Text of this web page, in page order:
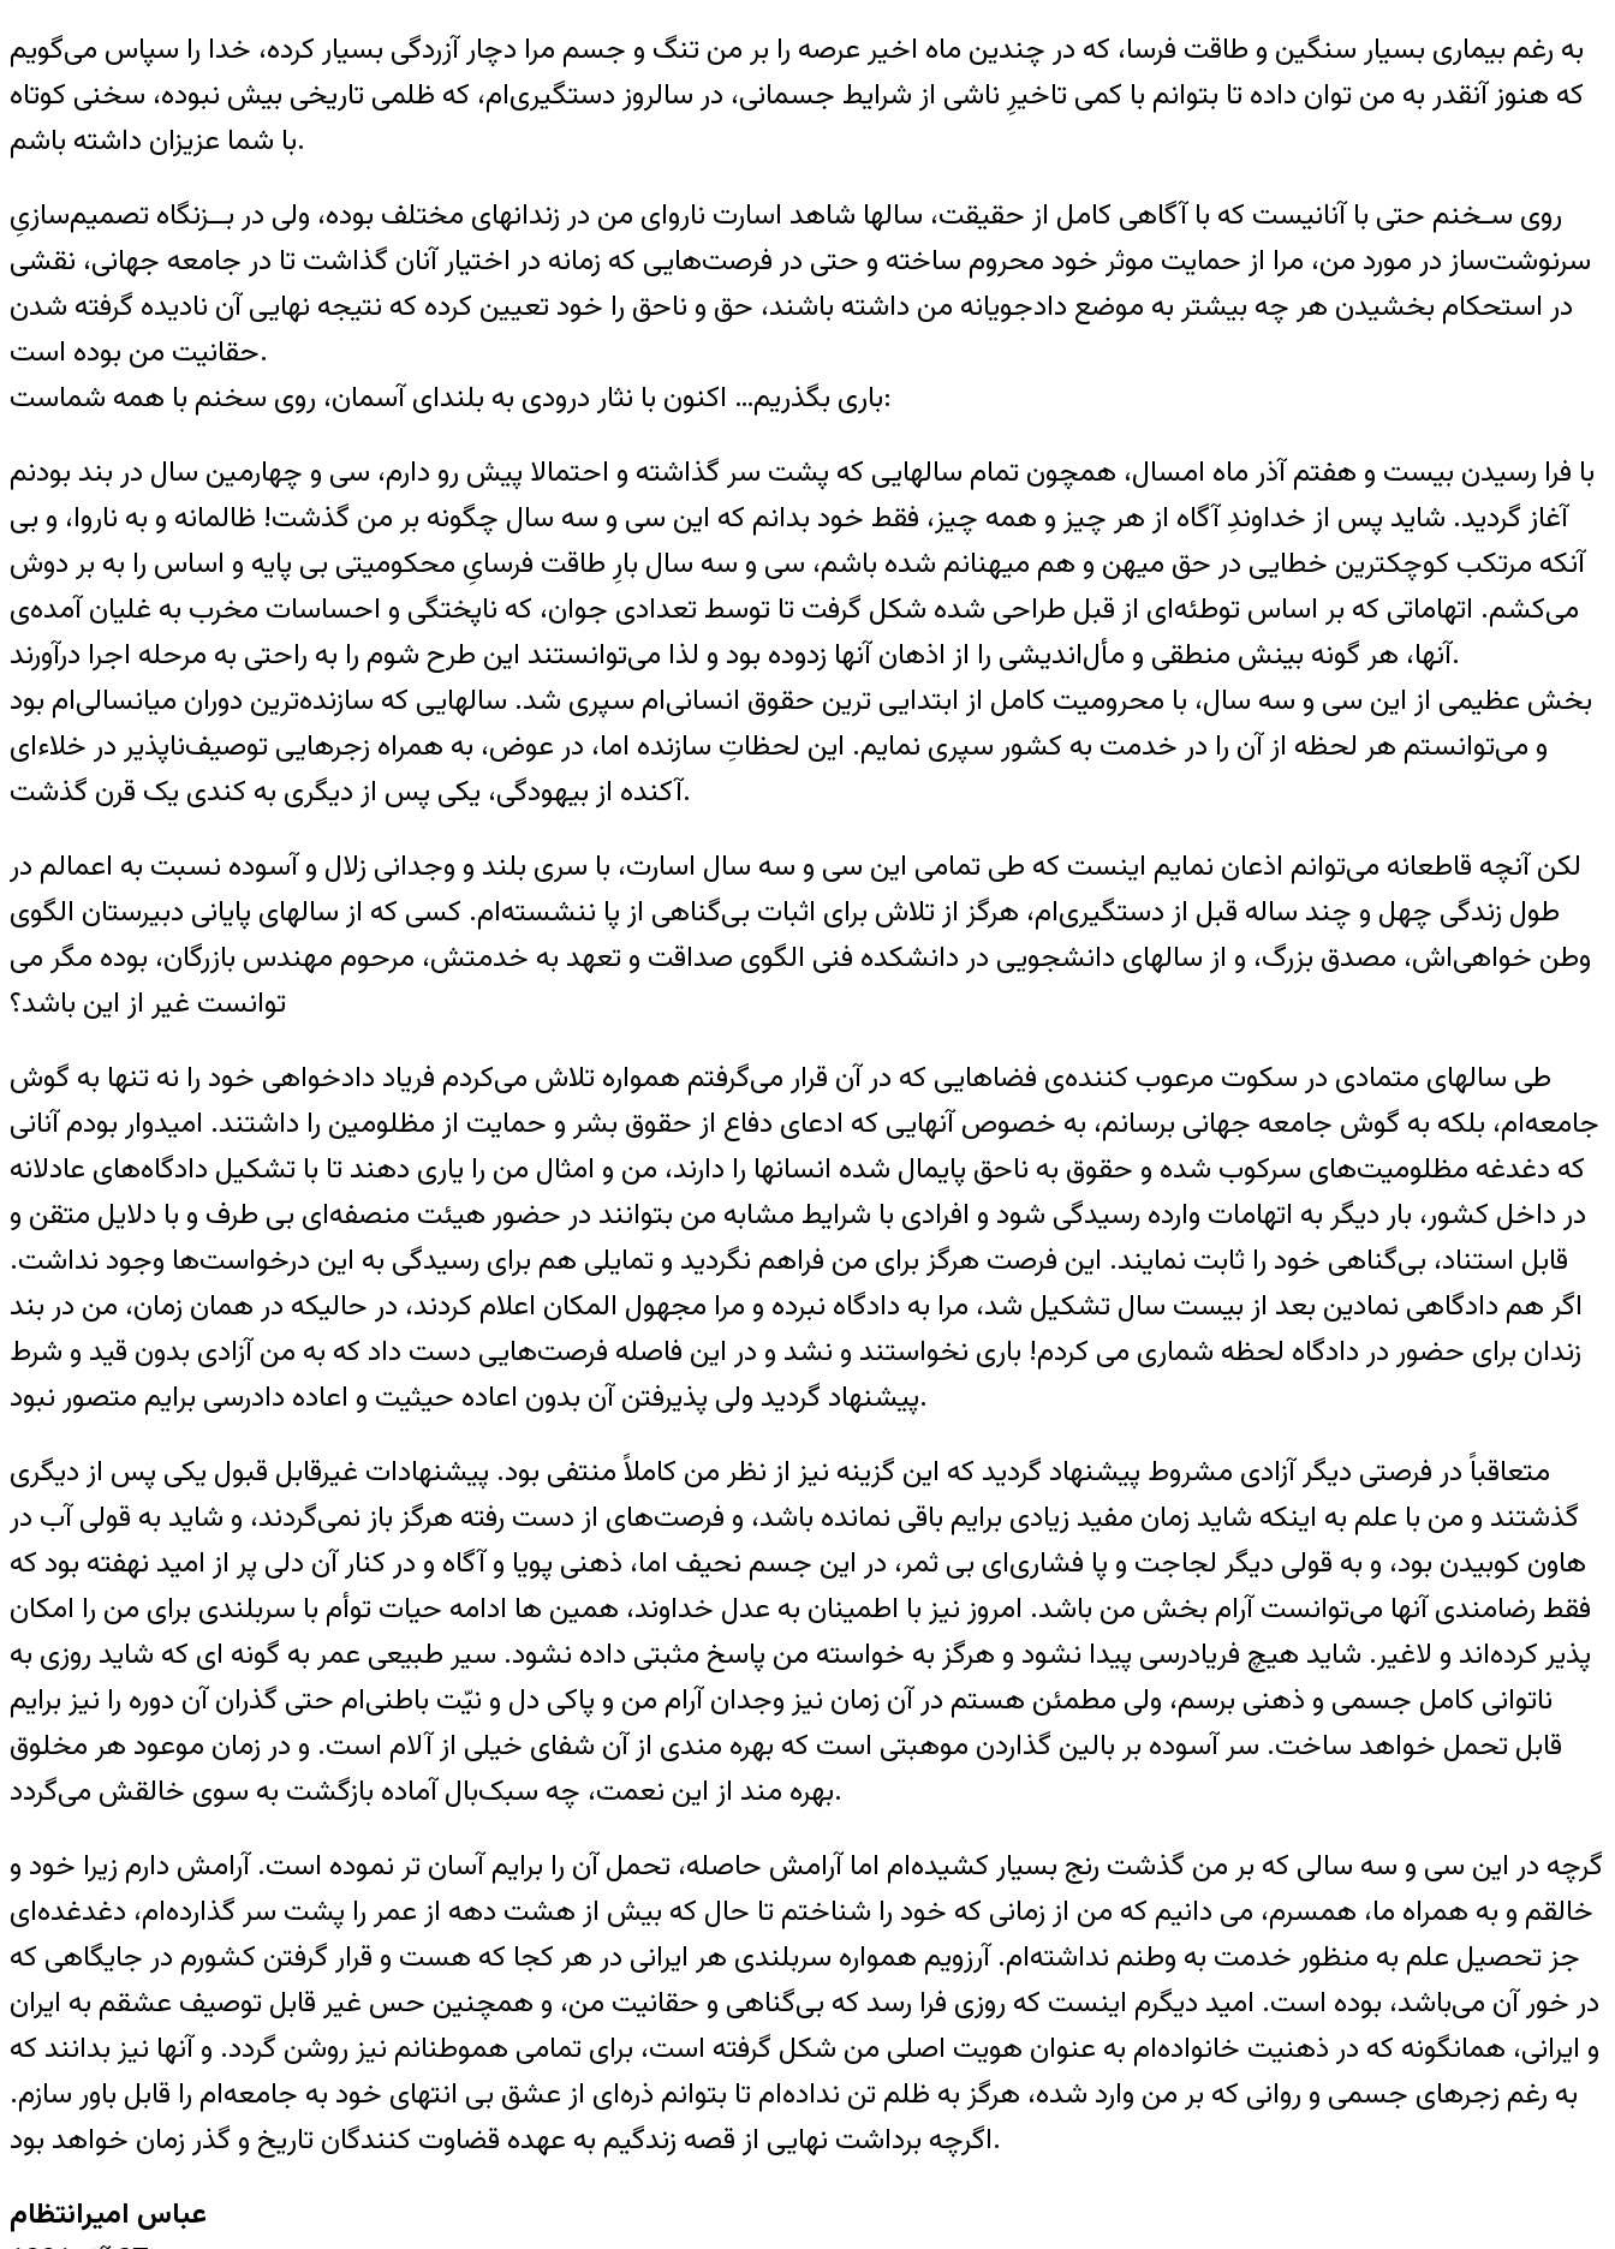
به رغم بیماری بسیار سنگین و طاقت فرسا، که در چندین ماه اخیر عرصه را بر من تنگ و جسم مرا دچار آزردگی بسیار کرده، خدا را سپاس می‌گویم
که هنوز آنقدر به من توان داده تا بتوانم با کمی تاخیرِ ناشی از شرایط جسمانی، در سالروز دستگیری‌ام، که ظلمی تاریخی بیش نبوده، سخنی کوتاه
با شما عزیزان داشته باشم.
روی سـخنم حتی با آنانیست که با آگاهی کامل از حقیقت، سالها شاهد اسارت ناروای من در زندانهای مختلف بوده، ولی در بــزنگاه تصمیم‌سازیِ
سرنوشت‌ساز در مورد من، مرا از حمایت موثر خود محروم ساخته و حتی در فرصت‌هایی که زمانه در اختیار آنان گذاشت تا در جامعه جهانی، نقشی
در استحکام بخشیدن هر چه بیشتر به موضع دادجویانه من داشته باشند، حق و ناحق را خود تعیین کرده که نتیجه نهایی آن نادیده گرفته شدن
حقانیت من بوده است.
باری بگذریم… اکنون با نثار درودی به بلندای آسمان، روی سخنم با همه شماست:
با فرا رسیدن بیست و هفتم آذر ماه امسال، همچون تمام سالهایی که پشت سر گذاشته و احتمالا پیش رو دارم، سی و چهارمین سال در بند بودنم
آغاز گردید. شاید پس از خداوندِ آگاه از هر چیز و همه چیز، فقط خود بدانم که این سی و سه سال چگونه بر من گذشت! ظالمانه و به ناروا، و بی
آنکه مرتکب کوچکترین خطایی در حق میهن و هم میهنانم شده باشم، سی و سه سال بارِ طاقت فرسایِ محکومیتی بی پایه و اساس را به بر دوش
می‌کشم. اتهاماتی که بر اساس توطئه‌ای از قبل طراحی شده شکل گرفت تا توسط تعدادی جوان، که ناپختگی و احساسات مخرب به غلیان آمده‌ی
آنها، هر گونه بینش منطقی و مأل‌اندیشی را از اذهان آنها زدوده بود و لذا می‌توانستند این طرح شوم را به راحتی به مرحله اجرا درآورند.
بخش عظیمی از این سی و سه سال، با محرومیت کامل از ابتدایی ترین حقوق انسانی‌ام سپری شد. سالهایی که سازنده‌ترین دوران میانسالی‌ام بود
و می‌توانستم هر لحظه از آن را در خدمت به کشور سپری نمایم. این لحظاتِ سازنده اما، در عوض، به همراه زجرهایی توصیف‌ناپذیر در خلاءای
آکنده از بیهودگی، یکی پس از دیگری به کندی یک قرن گذشت.
لکن آنچه قاطعانه می‌توانم اذعان نمایم اینست که طی تمامی این سی و سه سال اسارت، با سری بلند و وجدانی زلال و آسوده نسبت به اعمالم در
طول زندگی چهل و چند ساله قبل از دستگیری‌ام، هرگز از تلاش برای اثبات بی‌گناهی از پا ننشسته‌ام. کسی که از سالهای پایانی دبیرستان الگوی
وطن خواهی‌اش، مصدق بزرگ، و از سالهای دانشجویی در دانشکده فنی الگوی صداقت و تعهد به خدمتش، مرحوم مهندس بازرگان، بوده مگر می
توانست غیر از این باشد؟
طی سالهای متمادی در سکوت مرعوب کننده‌ی فضاهایی که در آن قرار می‌گرفتم همواره تلاش می‌کردم فریاد دادخواهی خود را نه تنها به گوش
جامعه‌ام، بلکه به گوش جامعه جهانی برسانم، به خصوص آنهایی که ادعای دفاع از حقوق بشر و حمایت از مظلومین را داشتند. امیدوار بودم آنانی
که دغدغه مظلومیت‌های سرکوب شده و حقوق به ناحق پایمال شده انسانها را دارند، من و امثال من را یاری دهند تا با تشکیل دادگاه‌های عادلانه
در داخل کشور، بار دیگر به اتهامات وارده رسیدگی شود و افرادی با شرایط مشابه من بتوانند در حضور هیئت منصفه‌ای بی طرف و با دلایل متقن و
قابل استناد، بی‌گناهی خود را ثابت نمایند. این فرصت هرگز برای من فراهم نگردید و تمایلی هم برای رسیدگی به این درخواست‌ها وجود نداشت.
اگر هم دادگاهی نمادین بعد از بیست سال تشکیل شد، مرا به دادگاه نبرده و مرا مجهول المکان اعلام کردند، در حالیکه در همان زمان، من در بند
زندان برای حضور در دادگاه لحظه شماری می کردم! باری نخواستند و نشد و در این فاصله فرصت‌هایی دست داد که به من آزادی بدون قید و شرط
پیشنهاد گردید ولی پذیرفتن آن بدون اعاده حیثیت و اعاده دادرسی برایم متصور نبود.
متعاقباً در فرصتی دیگر آزادی مشروط پیشنهاد گردید که این گزینه نیز از نظر من کاملاً منتفی بود. پیشنهادات غیرقابل قبول یکی پس از دیگری
گذشتند و من با علم به اینکه شاید زمان مفید زیادی برایم باقی نمانده باشد، و فرصت‌های از دست رفته هرگز باز نمی‌گردند، و شاید به قولی آب در
هاون کوبیدن بود، و به قولی دیگر لجاجت و پا فشاری‌ای بی ثمر، در این جسم نحیف اما، ذهنی پویا و آگاه و در کنار آن دلی پر از امید نهفته بود که
فقط رضامندی آنها می‌توانست آرام بخش من باشد. امروز نیز با اطمینان به عدل خداوند، همین ها ادامه حیات توأم با سربلندی برای من را امکان
پذیر کرده‌اند و لاغیر. شاید هیچ فریادرسی پیدا نشود و هرگز به خواسته من پاسخ مثبتی داده نشود. سیر طبیعی عمر به گونه ای که شاید روزی به
ناتوانی کامل جسمی و ذهنی برسم، ولی مطمئن هستم در آن زمان نیز وجدان آرام من و پاکی دل و نیّت باطنی‌ام حتی گذران آن دوره را نیز برایم
قابل تحمل خواهد ساخت. سر آسوده بر بالین گذاردن موهبتی است که بهره مندی از آن شفای خیلی از آلام است. و در زمان موعود هر مخلوق
بهره مند از این نعمت، چه سبک‌بال آماده بازگشت به سوی خالقش می‌گردد.
گرچه در این سی و سه سالی که بر من گذشت رنج بسیار کشیده‌ام اما آرامش حاصله، تحمل آن را برایم آسان تر نموده است. آرامش دارم زیرا خود و
خالقم و به همراه ما، همسرم، می دانیم که من از زمانی که خود را شناختم تا حال که بیش از هشت دهه از عمر را پشت سر گذارده‌ام، دغدغده‌ای
جز تحصیل علم به منظور خدمت به وطنم نداشته‌ام. آرزویم همواره سربلندی هر ایرانی در هر کجا که هست و قرار گرفتن کشورم در جایگاهی که
در خور آن می‌باشد، بوده است. امید دیگرم اینست که روزی فرا رسد که بی‌گناهی و حقانیت من، و همچنین حس غیر قابل توصیف عشقم به ایران
و ایرانی، همانگونه که در ذهنیت خانواده‌ام به عنوان هویت اصلی من شکل گرفته است، برای تمامی هموطنانم نیز روشن گردد. و آنها نیز بدانند که
به رغم زجرهای جسمی و روانی که بر من وارد شده، هرگز به ظلم تن نداده‌ام تا بتوانم ذره‌ای از عشق بی انتهای خود به جامعه‌ام را قابل باور سازم.
اگرچه برداشت نهایی از قصه زندگیم به عهده قضاوت کنندگان تاریخ و گذر زمان خواهد بود.
عباس امیرانتظام